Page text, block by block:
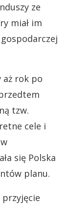
ze
miał im
aż rok po
tzw.
cele i
się Polska
planu.